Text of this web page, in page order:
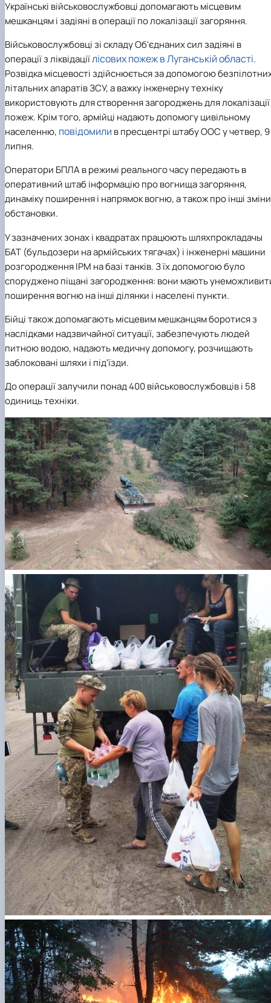
Іноземні мови
Працевлаштування
Їдальні та буфети
Студентські квитки
Центр вивчення мов
Психологічна підтримка
Інклюзивне середовище
Рада молодих вчених
Наукові школи
Методичні рекомендації, пам'ятки
Форми документів
ЦКНО «Агропромисловий комплекс, лісове і
садово-паркове господарство, ветеринарна
Обладнання НУБіП України
Біоетична комісія
Наукові видання
Звіт про проведення НТЗ
Наукові журнали НУБіП України
Наукові журнали НУБіП України (English)
Пам'ятка про проведення науково-
Порядок планування та організації
проведення НТЗ
Результати науково-технічних заходів
Каталог наукових послуг
«SEB-2024»
«SEB-2025»
Наглядова рада
Рада роботодавців
2020»
Історія університету
Видатні випускники та працівники
Пам'яті захисників України
Почесні доктори і професори НУБіП України
Пресслужба
Університетський кур'єр
Програма розвитку університету
ініціатива – 2025»
Доступ до публічної інформації
Державні закупівлі
Антикорупційні заходи
Уповноважена особа з питань запобігання
виявлення корупції
Положення про антикорупційного
Національні нормативно-правові акти
Нормативно-правові акти НУБіП України
Інформаційні ресурси НАЗК
Гендерна радниця
Контактна інформація
Українські військовослужбовці допомагають місцевим
мешканцям і задіяні в операції по локалізації загоряння.
Військовослужбовці зі складу Об'єднаних сил задіяні в
операції з ліквідаціїлісових пожеж в Луганській області.
Розвідка місцевості здійснюється за допомогою
літальних апаратів ЗСУ, а важку інженерну техніку
використовують для створення загороджень для локалізації
пожеж. Крім того, армійці надають допомогу цивільному
населенню, повідомили в пресцентрі штабу ООС у четвер, 9
липня.
Оператори БПЛА в режимі реального часу передають в
оперативний штаб інформацію про вогнища загоряння,
динаміку поширення і напрямок вогню, а також про інші зміни
обстановки.
У зазначених зонах і квадратах працюють шляхпрокладачы
БАТ (бульдозери на армійських тягачах) і інженерні машини
розгородження ІРМ на базі танків. З їх допомогою було
споруджено піщані загородження: вони мають
поширення вогню на інші ділянки і населені пункти.
Бійці також допомагають місцевим мешканцям боротися з
наслідками надзвичайної ситуації, забезпечують людей
питною водою, надають медичну допомогу, розчищають
заблоковані шляхи і під'їзди.
До операції залучили понад 400 військовослужбовців і 58
одиниць техніки.